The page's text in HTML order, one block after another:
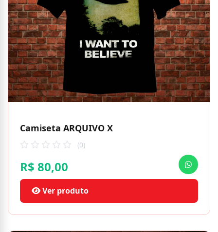
Camiseta ARQUIVO X
(0)
R$ 80,00
Ver produto